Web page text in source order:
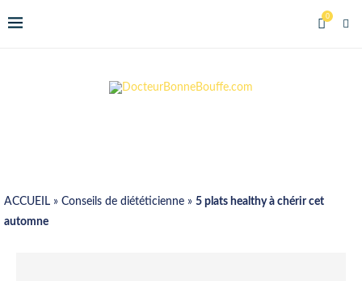
0
ACCUEIL » Conseils de diététicienne » 5 plats healthy à chérir cet
automne